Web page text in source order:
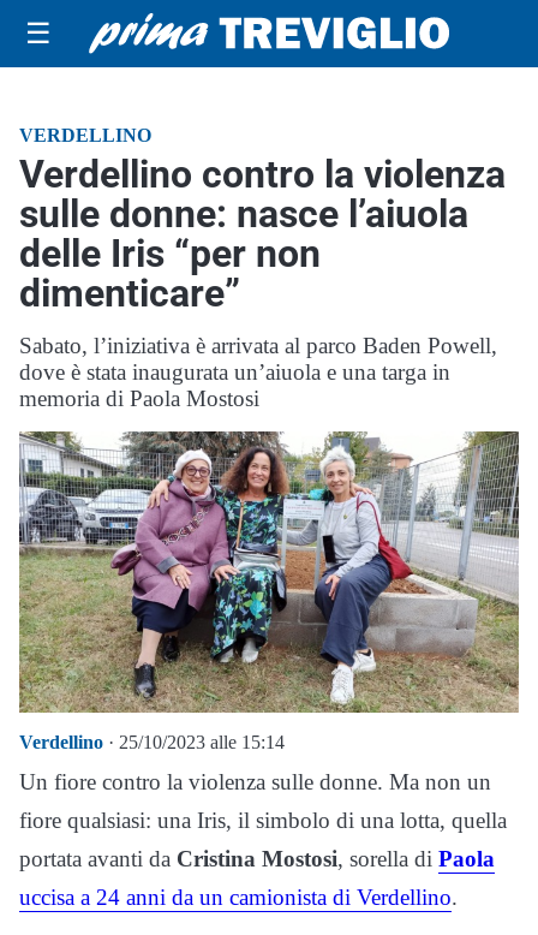
☰
VERDELLINO
Verdellino contro la violenza
sulle donne: nasce l’aiuola
delle Iris “per non
dimenticare”
Sabato, l’iniziativa è arrivata al parco Baden Powell,
dove è stata inaugurata un’aiuola e una targa in
memoria di Paola Mostosi
Verdellino · 25/10/2023 alle 15:14
Un fiore contro la violenza sulle donne. Ma non un
fiore qualsiasi: una Iris, il simbolo di una lotta, quella
portata avanti da Cristina Mostosi, sorella di Paola
uccisa a 24 anni da un camionista di Verdellino.